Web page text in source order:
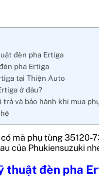
đèn pha Ertiga
pha Ertiga
tại Thiện Auto
ở đâu?
trả và bảo hành khi mua
có mã phụ tùng 35120-
của Phukiensuzuki
thuật đèn pha